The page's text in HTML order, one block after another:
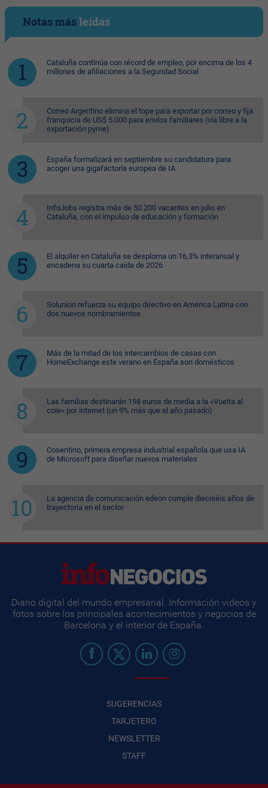
Notas másleídas
Cataluña continúa con récord de empleo, por encima de los 4
millones de afiliaciones a la Seguridad Social
Correo Argentino elimina el tope para exportar por correo y fija
franquicia de US$ 5.000 para envíos familiares (vía libre a la
exportación pyme)
España formalizará en septiembre su candidatura para
acoger una gigafactoría europea de IA
InfoJobs registra más de 50.200 vacantes en julio en
Cataluña, con el impulso de educación y formación
El alquiler en Cataluña se desploma un 16,3% interanual y
encadena su cuarta caída de 2026
Solunion refuerza su equipo directivo en América Latina con
dos nuevos nombramientos
Más de la mitad de los intercambios de casas con
HomeExchange este verano en España son domésticos
Las familias destinarán 198 euros de media a la «Vuelta al
cole» por internet (un 9% más que el año pasado)
Cosentino, primera empresa industrial española que usa IA
de Microsoft para diseñar nuevos materiales
La agencia de comunicación edeon cumple dieciséis años de
trayectoria en el sector
Diario digital del mundo empresarial. Información videos y
fotos sobre los principales acontecimientos y negocios de
Barcelona y el interior de España.
SUGERENCIAS
TARJETERO
NEWSLETTER
STAFF